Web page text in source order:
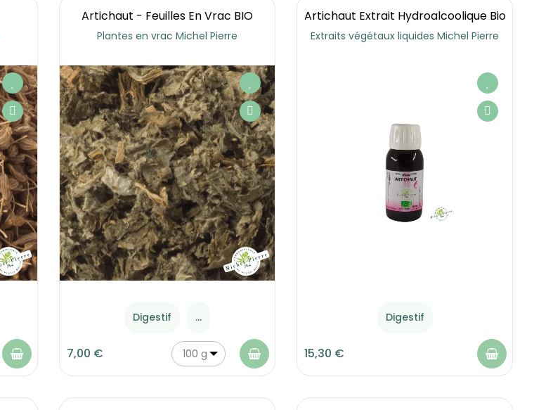
Artichaut - Feuilles En Vrac BIO
Plantes en vrac Michel Pierre
Digestif ...
7,00 € 100 g
Artichaut Extrait Hydroalcoolique Bio
Extraits végétaux liquides Michel Pierre
Digestif
15,30 €